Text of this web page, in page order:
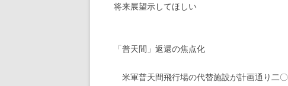
将来展望示してほしい
「普天間」返還の焦点化
米軍普天間飛行場の代替施設が計画通り二